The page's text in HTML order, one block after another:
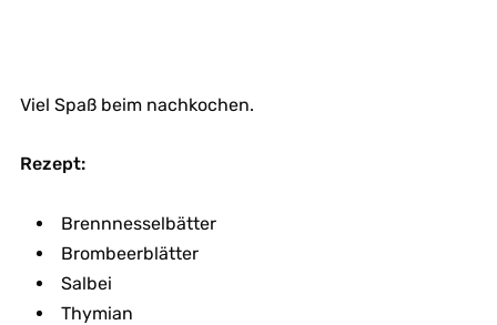
Viel Spaß beim nachkochen.
Rezept:
Brennnesselbätter
Brombeerblätter
Salbei
Thymian